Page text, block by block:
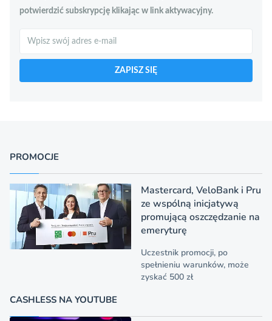
potwierdzić subskrypcję klikając w link aktywacyjny.
ZAPISZ SIĘ
PROMOCJE
Mastercard, VeloBank i Pru
ze wspólną inicjatywą
promującą oszczędzanie na
emeryturę
Uczestnik promocji, po
spełnieniu warunków, może
zyskać 500 zł
CASHLESS NA YOUTUBE